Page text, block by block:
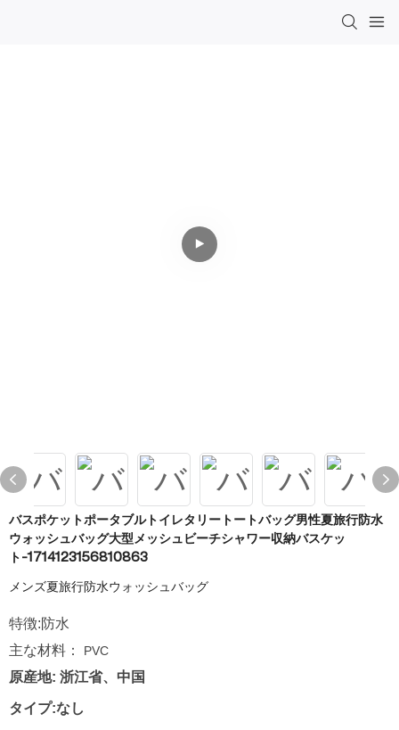
バスポケットポータブルトイレタリートートバッグ男性夏旅行防水
ウォッシュバッグ大型メッシュビーチシャワー収納バスケッ
ト-1714123156810863
メンズ夏旅行防水ウォッシュバッグ
特徴:防水
主な材料： PVC
原産地: 浙江省、中国
タイプ:なし